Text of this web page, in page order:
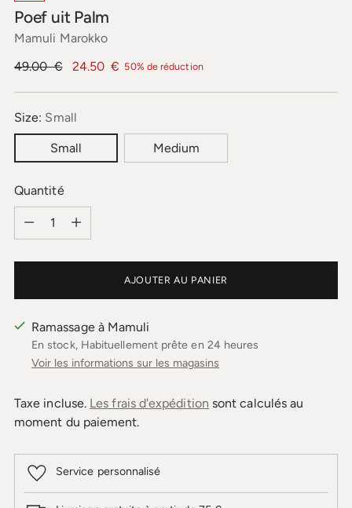
Poef uit Palm
Mamuli Marokko
Prix
49.00 € 24.50 € 50% de réduction
Size: Small
Small Medium
Quantité
Quantité
AJOUTER AU PANIER
Ramassage à Mamuli
En stock, Habituellement prête en 24 heures
Voir les informations sur les magasins
Taxe incluse. Les frais d'expédition sont calculés au
moment du paiement.
Service personnalisé